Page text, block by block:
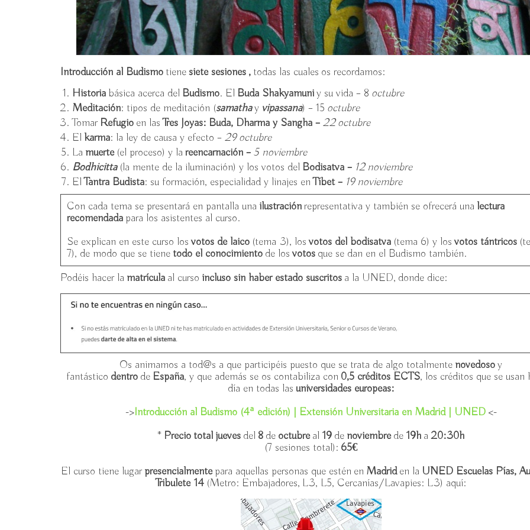
Introducción al Budismo tienesiete sesiones , todas las cuales os recordamos:
Historia básica acerca del Budismo. El Buda Shakyamuniy su vida – 8 octubre
Meditación: tipos de meditación (samathay vipassana) – 15 octubre
Tomar Refugio en lasTres Joyas: Buda, Dharma y Sangha – 22octubre
El karma: la ley de causa y efecto – 29 octubre
La muerte (el proceso) y la reencarnación – 5noviembre
Bodhicitta (la mente de la iluminación) y los votos del Bodisatva – 12 noviembre
ElTantra Budista: su formación, especialidad y linajes enTíbet – 19 noviembre
Con cada tema se presentará en pantalla una ilustración representativa y también se ofrecerá una lectura
recomendada para los asistentes al curso.
Se explican en este curso losvotos de laico (tema 3), losvotos del bodisatva (tema 6) y losvotos tántricos
7), de modo que se tiene todo el conocimiento de losvotos que se dan en el Budismo también.
Podéis hacer la matrícula al curso incluso sin haber estado suscritos a la UNED, donde dice:
Os animamos a tod@s a que participéis puesto que se trata de algo totalmente novedosoy
fantástico dentro de España, y que además se os contabiliza con 0,5 créditos ECTS, los créditos que se usan
día en todas las universidades europeas:
->Introducción al Budismo (4ª edición) | Extensión Universitaria en Madrid | UNED<-
* Precio total jueves del 8 de octubreal 19 de noviembrede 19h a20:30h
(7 sesiones total): 65€
El curso tiene lugarpresencialmentepara aquellas personas que estén en Madriden la UNED Escuelas Pías,
Tribulete 14 (Metro: Embajadores, L3, L5, Cercanías/Lavapies: L3) aquí: